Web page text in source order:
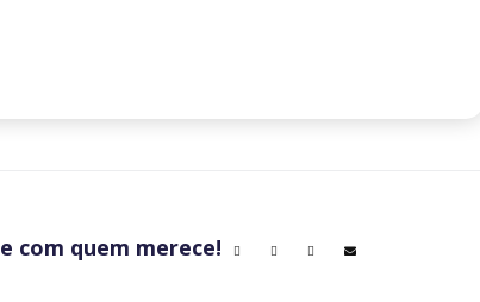
com quem merece!